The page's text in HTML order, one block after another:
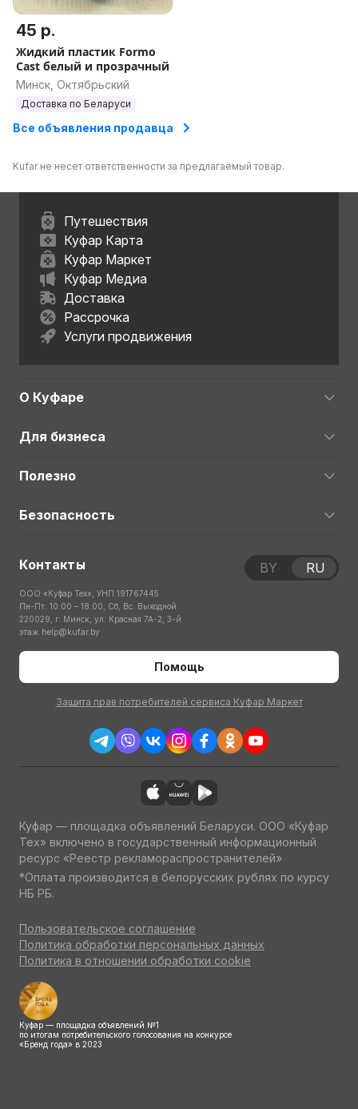
45 р.
Жидкий пластик Formo
Cast белый и прозрачный
Минск, Октябрьский
Доставка по Беларуси
Все объявления продавца
Kufar не несет ответственности за предлагаемый товар.
Путешествия
Куфар Карта
Куфар Маркет
Куфар Медиа
Доставка
Рассрочка
Услуги продвижения
О Куфаре
Для бизнеса
Полезно
Безопасность
Контакты
ООО «Куфар Тех», УНП 191767445
Пн-Пт: 10:00 – 18:00; Сб, Вс: Выходной
220029, г. Минск, ул. Красная 7А-2, 3-й
этаж help@kufar.by
Помощь
Защита прав потребителей сервиса Куфар Маркет
BY RU
Куфар — площадка объявлений Беларуси. ООО «Куфар
Тех» включено в государственный информационный
ресурс «Реестр рекламораспространителей»
*Оплата производится в белорусских рублях по курсу
НБ РБ.
Пользовательское соглашение
Политика обработки персональных данных
Политика в отношении обработки cookie
Куфар — площадка объявлений №1
по итогам потребительского голосования на конкурсе
«Бренд года» в 2023